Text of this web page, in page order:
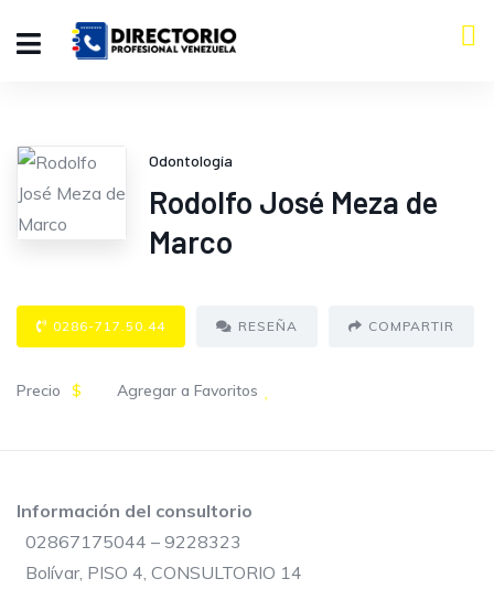
Odontología
Rodolfo José Meza de
Marco
0286-717.50.44 RESEÑA COMPARTIR
Precio $ Agregar a Favoritos
Información del consultorio
02867175044 – 9228323
Bolívar, PISO 4, CONSULTORIO 14